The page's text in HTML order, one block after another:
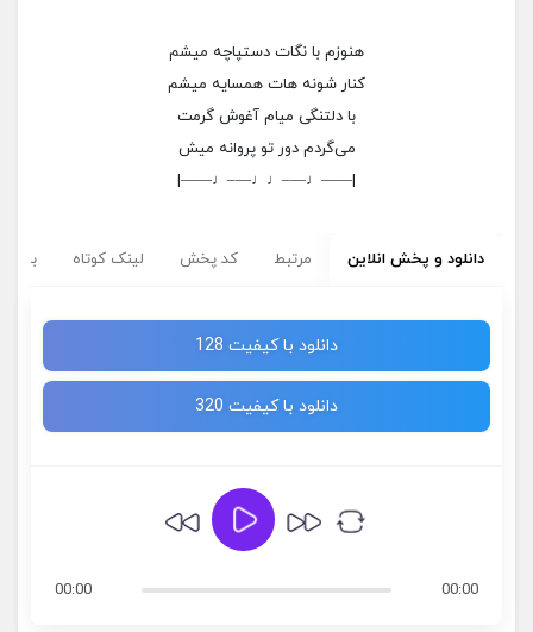
هنوزم با نگات دستپاچه میشم
کنار شونه هات همسایه میشم
با دلتنگی میام آغوش گرمت
می‌گردم دور تو پروانه میش
|——♩—–♩♩—–♩——|
دانلود و پخش انلاین مرتبط کد پخش لینک کوتاه
دانلود با کیفیت 128
دانلود با کیفیت 320
00:00
00:00